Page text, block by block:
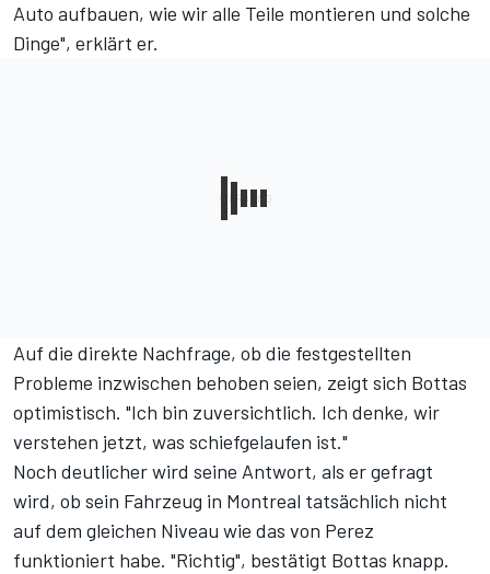
Auto aufbauen, wie wir alle Teile montieren und solche
Dinge", erklärt er.
Auf die direkte Nachfrage, ob die festgestellten
Probleme inzwischen behoben seien, zeigt sich Bottas
optimistisch. "Ich bin zuversichtlich. Ich denke, wir
verstehen jetzt, was schiefgelaufen ist."
Noch deutlicher wird seine Antwort, als er gefragt
wird, ob sein Fahrzeug in Montreal tatsächlich nicht
auf dem gleichen Niveau wie das von Perez
funktioniert habe. "Richtig", bestätigt Bottas knapp.